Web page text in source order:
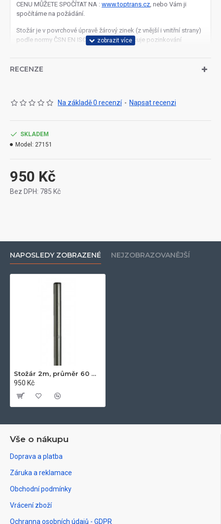
CENU MŮŽETE SPOČÍTAT NA : www.toptrans.cz, nebo Vám ji
spočítáme na požádání.
Stožár je v povrchové úpravě žárový zinek (z vnější i vnitřní strany)
podle normy ČSN EN ISO 1461, která zaručuje pozinkování
Materiál:
požadavků
RECENZE
Na základě 0 recenzí - Napsat recenzi
950 Kč
Bez DPH: 785 Kč
SKLADEM
Model: 27151
NAPOSLEDY ZOBRAZENÉ NEJZOBRAZOVANĚJŠÍ
Stožár 2m, průměr 60 mm
950 Kč
Vše o nákupu
Doprava a platba
Záruka a reklamace
Obchodní podmínky
Vrácení zboží
Ochranna osobních údajů - GDPR